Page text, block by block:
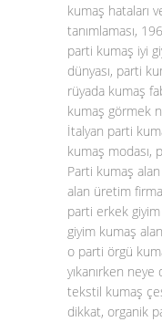
kumaş hataları
tanımlaması,
parti kumaş iyi
dünyası, parti
rüyada kumaş
kumaş görmek
İtalyan parti
kumaş modası,
Parti kumaş
alan üretim
parti erkek
giyim kumaş
o parti örgü
yıkanırken
tekstil kumaş
dikkat, organik